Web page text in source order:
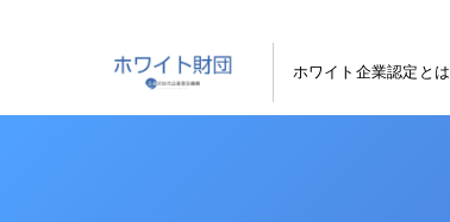
ホワイト企業認定とは